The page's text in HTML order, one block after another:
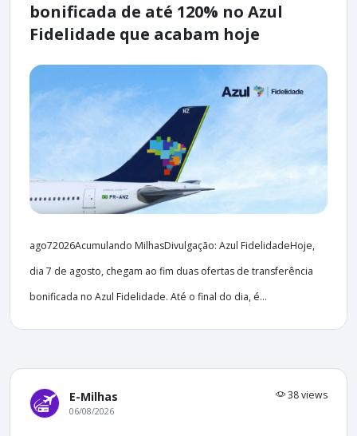
bonificada de até 120% no Azul
Fidelidade que acabam hoje
ago72026Acumulando MilhasDivulgação: Azul FidelidadeHoje,
dia 7 de agosto, chegam ao fim duas ofertas de transferência
bonificada no Azul Fidelidade. Até o final do dia, é...
E-Milhas 38 views
06/08/2026